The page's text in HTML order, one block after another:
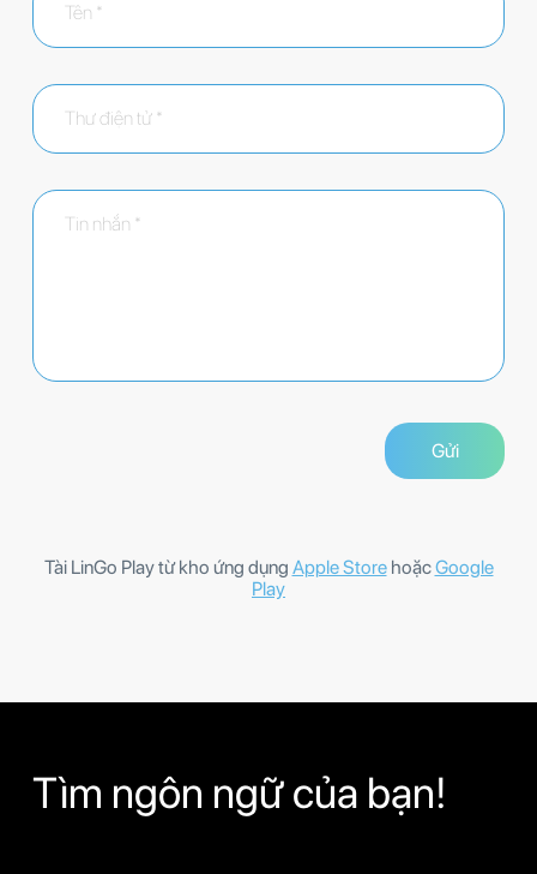
Tài LinGo Play từ kho ứng dụng Apple StorehoặcGoogle
Play
Tìm ngôn ngữ của bạn!